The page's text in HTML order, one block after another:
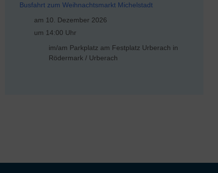
Busfahrt zum Weihnachtsmarkt Michelstadt
am 10. Dezember 2026
um 14:00 Uhr
im/am Parkplatz am Festplatz Urberach in
Rödermark / Urberach